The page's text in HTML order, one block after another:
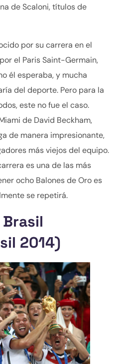
de Scaloni, títulos de
por su carrera en el
el Paris Saint-Germain,
él esperaba, y mucha
del deporte. Pero para la
este no fue el caso.
de David Beckham,
de manera impresionante,
más viejos del equipo.
es una de las más
ocho Balones de Oro es
se repetirá.
2014)